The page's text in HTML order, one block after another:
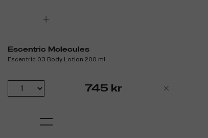
Escentric Molecules
Escentric 03 Body Lotion 200 ml
745 kr